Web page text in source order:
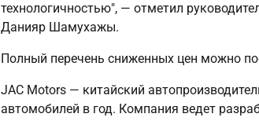
технологичностью", — отметил
Данияр Шамухажы.
Полный перечень сниженных цен можно
JAC Motors — китайский
автомобилей в год. Компания ведет